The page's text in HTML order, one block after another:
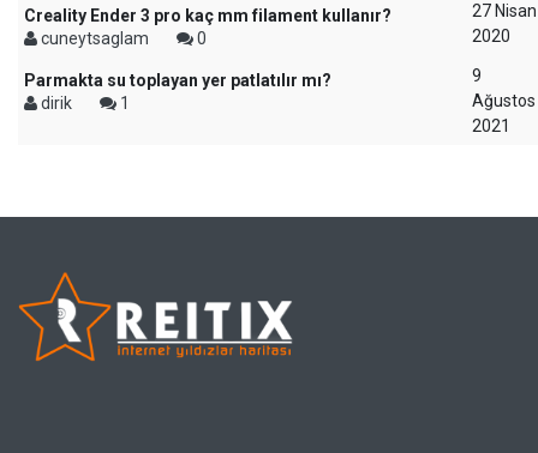
Creality Ender 3 pro kaç mm filament kullanır?
cuneytsaglam
0
27 Nisan
2020
Parmakta su toplayan yer patlatılır mı?
dirik
1
9
Ağustos
2021